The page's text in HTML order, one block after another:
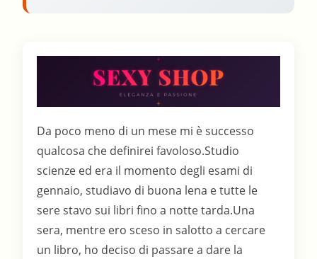
Da poco meno di un mese mi è successo
qualcosa che definirei favoloso.Studio
scienze ed era il momento degli esami di
gennaio, studiavo di buona lena e tutte le
sere stavo sui libri fino a notte tarda.Una
sera, mentre ero sceso in salotto a cercare
un libro, ho deciso di passare a dare la